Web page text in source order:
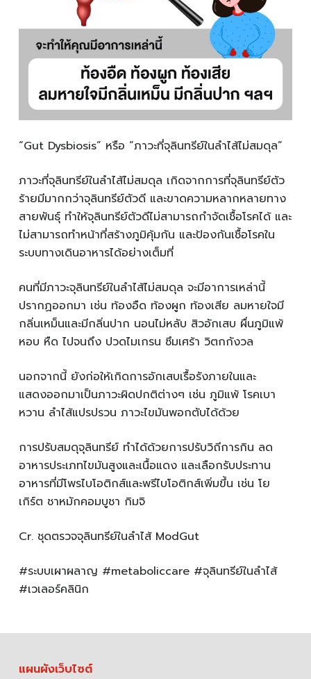
“Gut Dysbiosis” หรือ “ภาวะที่จุลินทรีย์ในลำไส้ไม่สมดุล”
ภาวะที่จุลินทรีย์ในลำไส้ไม่สมดุล เกิดจากการที่จุลินทรีย์ตัว
ร้ายมีมากกว่าจุลินทรีย์ตัวดี และขาดความหลากหลายทาง
สายพันธุ์ ทำให้จุลินทรีย์ตัวดีไม่สามารถกำจัดเชื้อโรคได้ และ
ไม่สามารถทำหน้าที่สร้างภูมิคุ้มกัน และป้องกันเชื้อโรคใน
ระบบทางเดินอาหารได้อย่างเต็มที่
คนที่มีภาวะจุลินทรีย์ในลำไส้ไม่สมดุล จะมีอาการเหล่านี้
ปรากฏออกมา เช่น ท้องอืด ท้องผูก ท้องเสีย ลมหายใจมี
กลิ่นเหม็นและมีกลิ่นปาก นอนไม่หลับ สิวอักเสบ ผื่นภูมิแพ้
หอบ หืด ไปจนถึง ปวดไมเกรน ซึมเศร้า วิตกกังวล
นอกจากนี้ ยังก่อให้เกิดการอักเสบเรื้อรังภายในและ
แสดงออกมาเป็นภาวะผิดปกติต่างๆ เช่น ภูมิแพ้ โรคเบา
หวาน ลำไส้แปรปรวน ภาวะไขมันพอกตับได้ด้วย
การปรับสมดุจุลินทรีย์ ทำได้ด้วยการปรับวิถีการกิน ลด
อาหารประเภทไขมันสูงและเนื้อแดง และเลือกรับประทาน
อาหารที่มีโพรไบโอติกส์และพรีไบโอติกส์เพิ่มขึ้น เช่น โย
เกิร์ต ชาหมักคอมบูชา กิมจิ
Cr. ชุดตรวจจุลินทรีย์ในลำไส้ ModGut
#ระบบเผาผลาญ #metaboliccare #จุลินทรีย์ในลำไส้
#เวเลอร์คลินิก
แผนผังเว็บไซต์